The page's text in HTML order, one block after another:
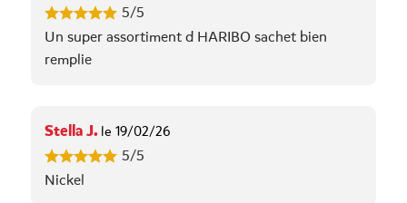
5/5
Un super assortiment d HARIBO sachet bien
remplie
Stella J. le 19/02/26
5/5
Nickel